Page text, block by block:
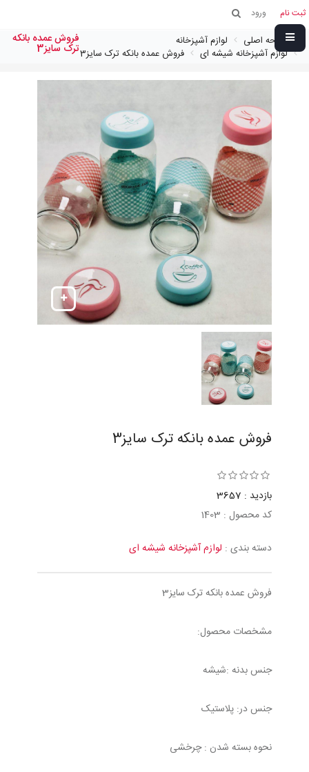
ثبت نام ورود
صفحه اصلی
لوازم آشپزخانه
لوازم آشپزخانه شیشه ای
فروش عمده بانکه ترک سایز3
فروش عمده بانکه
ترک سایز3
فروش عمده بانکه ترک سایز3
بازدید : 3657
کد محصول : 1403
دسته بندی : لوازم آشپزخانه شیشه ای
فروش عمده بانکه ترک سایز3
مشخصات محصول:
جنس بدنه :شیشه
جنس در: پلاستیک
نحوه بسته شدن : چرخشی